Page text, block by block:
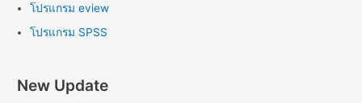
โปรแกรม eview
โปรแกรม SPSS
New Update